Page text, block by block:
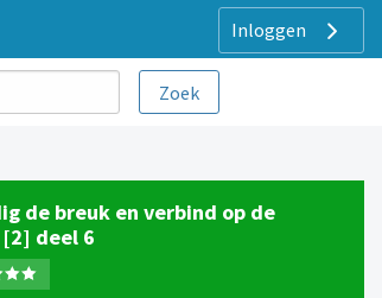
Inloggen
de breuk en verbind op de
deel 6